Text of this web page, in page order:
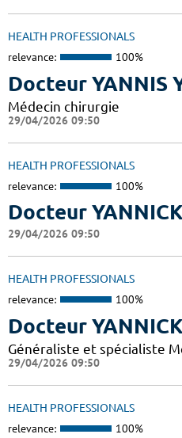
HEALTH PROFESSIONALS
relevance: 100%
Docteur YANNIS
Médecin chirurgie
29/04/2026 09:50
HEALTH PROFESSIONALS
relevance: 100%
Docteur
29/04/2026 09:50
HEALTH PROFESSIONALS
relevance: 100%
Docteur
Généraliste et spécialiste
29/04/2026 09:50
HEALTH PROFESSIONALS
relevance: 100%